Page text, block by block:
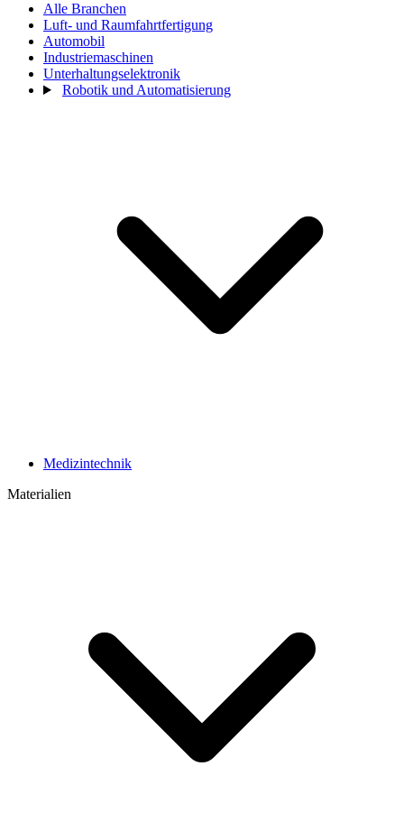
Alle Branchen
Luft- und Raumfahrtfertigung
Automobil
Industriemaschinen
Unterhaltungselektronik
Robotik und Automatisierung
Medizintechnik
Materialien